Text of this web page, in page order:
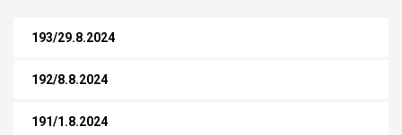
193/29.8.2024
192/8.8.2024
191/1.8.2024